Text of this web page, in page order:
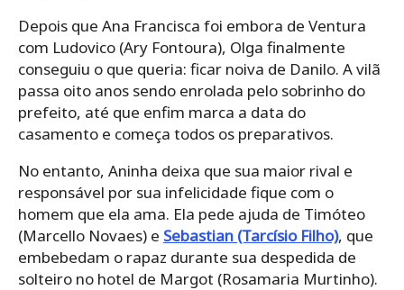
Depois que Ana Francisca foi embora de Ventura
com Ludovico (Ary Fontoura), Olga finalmente
conseguiu o que queria: ficar noiva de Danilo. A vilã
passa oito anos sendo enrolada pelo sobrinho do
prefeito, até que enfim marca a data do
casamento e começa todos os preparativos.
No entanto, Aninha deixa que sua maior rival e
responsável por sua infelicidade fique com o
homem que ela ama. Ela pede ajuda de Timóteo
(Marcello Novaes) e Sebastian (Tarcísio Filho), que
embebedam o rapaz durante sua despedida de
solteiro no hotel de Margot (Rosamaria Murtinho).